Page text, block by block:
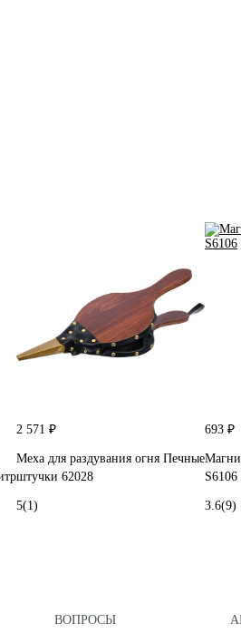
2 571 ₽
Меха для раздувания огня Печные
штучки 62028
5(1)
693 ₽
S6106
3.6(9)
ВОПРОСЫ